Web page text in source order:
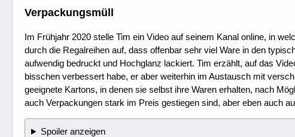
Verpackungsmüll
Im Frühjahr 2020 stelle Tim ein Video auf seinem Kanal online, in
durch die Regalreihen auf, dass offenbar sehr viel Ware in den
aufwendig bedruckt und Hochglanz lackiert. Tim erzählt, auf das
bisschen verbessert habe, er aber weiterhin im Austausch mit
geeignete Kartons, in denen sie selbst ihre Waren erhalten, nach
auch Verpackungen stark im Preis gestiegen sind, aber eben auch
Spoiler anzeigen